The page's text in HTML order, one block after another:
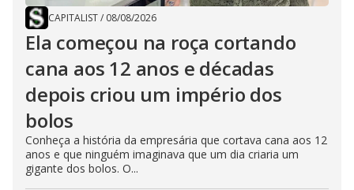
CAPITALIST/ 08/08/2026
Ela começou na roça cortando
cana aos 12 anos e décadas
depois criou um império dos
bolos
Conheça a história da empresária que cortava cana aos 12
anos e que ninguém imaginava que um dia criaria um
gigante dos bolos. O...